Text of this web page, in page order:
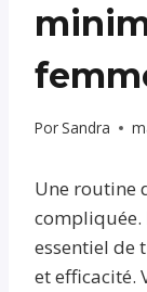
PorSandra
Une routine
compliquée.
essentiel de
et efficacité.